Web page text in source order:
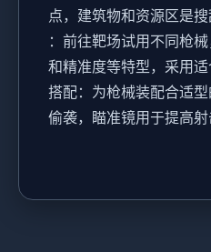
点，建筑物和资源区是搜
：前往靶场试用不同枪
和精准度等特型，采用适
搭配：为枪械装配合适
偷袭，瞄准镜用于提高射